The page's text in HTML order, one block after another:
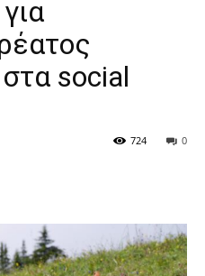
social
0
724